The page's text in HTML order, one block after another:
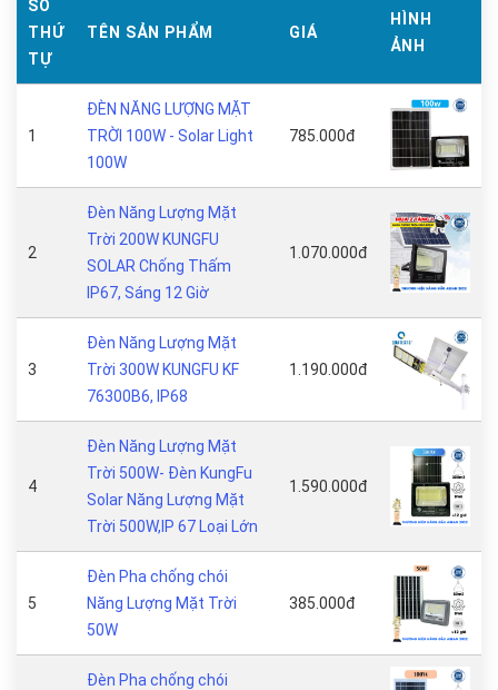
SỐ
THỨ
TỰ
TÊN SẢN PHẨM GIÁ
HÌNH
ẢNH
1
ĐÈN NĂNG LƯỢNG MẶT
TRỜI 100W - Solar Light
100W
785.000đ
2
Đèn Năng Lượng Mặt
Trời 200W KUNGFU
SOLAR Chống Thấm
IP67, Sáng 12 Giờ
1.070.000đ
3
Đèn Năng Lượng Mặt
Trời 300W KUNGFU KF
76300B6, IP68
1.190.000đ
4
Đèn Năng Lượng Mặt
Trời 500W- Đèn KungFu
Solar Năng Lượng Mặt
Trời 500W,IP 67 Loại Lớn
1.590.000đ
5
Đèn Pha chống chói
Năng Lượng Mặt Trời
50W
385.000đ
Đèn Pha chống chói